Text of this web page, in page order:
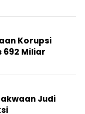
Korupsi
692 Miliar
Judi